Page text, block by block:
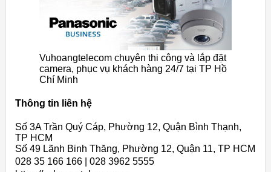
Vuhoangtelecom chuyên thi công và lắp đặt
camera, phục vụ khách hàng 24/7 tại TP Hồ
Chí Minh
Thông tin liên hệ
Số 3A Trần Quý Cáp, Phường 12, Quận Bình Thạnh,
TP HCM
Số 49 Lãnh Binh Thăng, Phường 12, Quận 11, TP HCM
028 35 166 166 | 028 3962 5555